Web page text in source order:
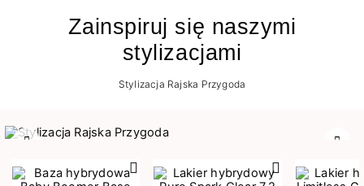
Zainspiruj się naszymi
stylizacjami
Stylizacja Rajska Przygoda